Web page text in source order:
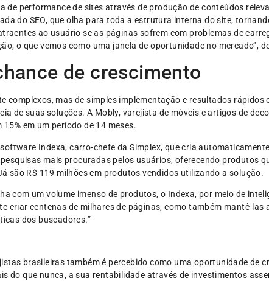
de performance de sites através de produção de conteúdos
do SEO, que olha para toda a estrutura interna do site,
ao usuário se as páginas sofrem com problemas de
o que vemos como uma janela de oportunidade no mercado”,
de crescimento
complexos, mas de simples implementação e resultados rápidos
de suas soluções. A Mobly, varejista de móveis e artigos de
em um período de 14 meses.
Indexa, carro-chefe da Simplex, que cria
mais procuradas pelos usuários, oferecendo produtos
são R$ 119 milhões em produtos vendidos utilizando a solução.
com um volume imenso de produtos, o Indexa, por meio de
criar centenas de milhares de páginas, como também mantê-las
dos buscadores.”
brasileiras também é percebido como uma oportunidade de
do que nunca, a sua rentabilidade através de investimentos